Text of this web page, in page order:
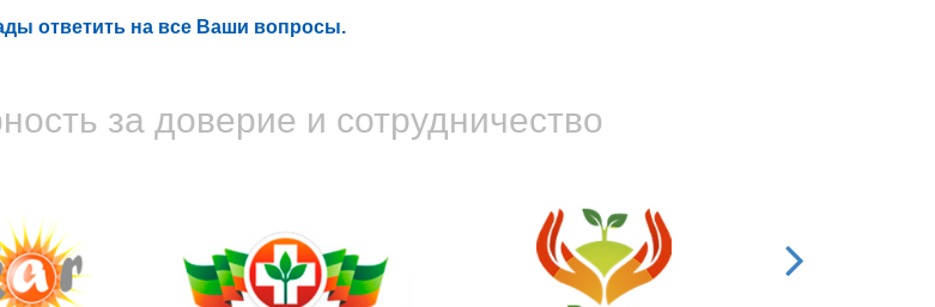
ответить на все Ваши вопросы.
за доверие и сотрудничество